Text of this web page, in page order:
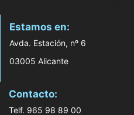
Estamos en:
Avda. Estación, nº 6
03005 Alicante
Contacto:
Telf. 965 98 89 00